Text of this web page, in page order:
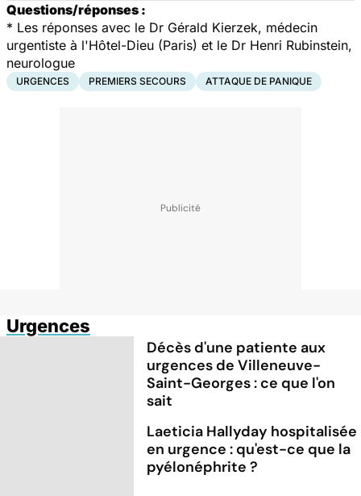
Questions/réponses :
* Les réponses avec le Dr Gérald Kierzek, médecin
urgentiste à l'Hôtel-Dieu (Paris) et le Dr Henri Rubinstein,
neurologue
URGENCES PREMIERS SECOURS ATTAQUE DE PANIQUE
Urgences
Décès d'une patiente aux
urgences de Villeneuve-
Saint-Georges : ce que l'on
sait
Laeticia Hallyday hospitalisée
en urgence : qu'est-ce que la
pyélonéphrite ?